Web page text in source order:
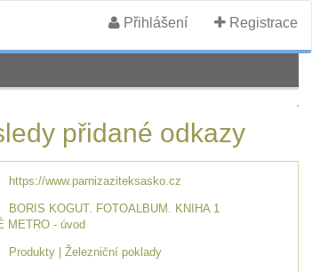
Přihlášení Registrace
přidané odkazy
https://www.parnizaziteksasko.cz
BORIS KOGUT. FOTOALBUM. KNIHA 1
METRO - úvod
Produkty | Železniční poklady